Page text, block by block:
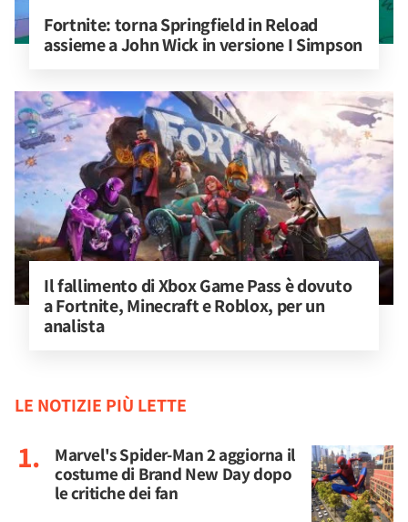
Fortnite: torna Springfield in Reload
assieme a John Wick in versione I Simpson
Il fallimento di Xbox Game Pass è dovuto
a Fortnite, Minecraft e Roblox, per un
analista
LE NOTIZIE PIÙ LETTE
Marvel's Spider-Man 2 aggiorna il
costume di Brand New Day dopo
le critiche dei fan